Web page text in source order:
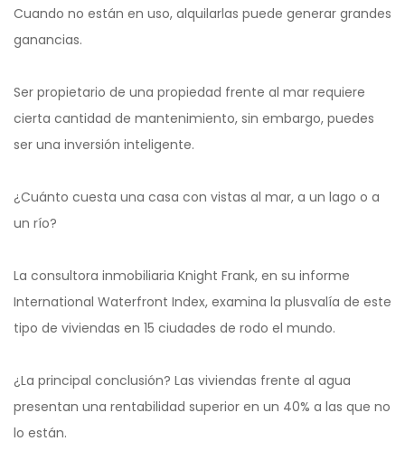
Cuando no están en uso, alquilarlas puede generar grandes
ganancias.
Ser propietario de una propiedad frente al mar requiere
cierta cantidad de mantenimiento, sin embargo, puedes
ser una inversión inteligente.
¿Cuánto cuesta una casa con vistas al mar, a un lago o a
un río?
La consultora inmobiliaria Knight Frank, en su informe
International Waterfront Index, examina la plusvalía de este
tipo de viviendas en 15 ciudades de rodo el mundo.
¿La principal conclusión? Las viviendas frente al agua
presentan una rentabilidad superior en un 40% a las que no
lo están.